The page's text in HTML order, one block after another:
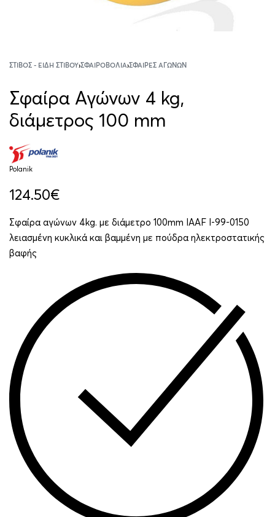
ΣΤΊΒΟΣ - ΕΊΔΗ ΣΤΊΒΟΥ›ΣΦΑΙΡΟΒΟΛΊΑ›ΣΦΑΊΡΕΣ ΑΓΏΝΩΝ
Σφαίρα Αγώνων 4 kg,
διάμετρος 100 mm
Polanik
124.50€
Σφαίρα αγώνων 4kg. με διάμετρο 100mm IAAF I-99-0150
λειασμένη κυκλικά και βαμμένη με πούδρα ηλεκτροστατικής
βαφής